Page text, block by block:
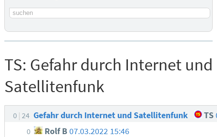
Suchbegriff
TS: Gefahr durch Internet und
Satellitenfunk
0 24 Gefahr durch Internet und Satellitenfunk TS
0 Rolf B07.03.2022 15:46